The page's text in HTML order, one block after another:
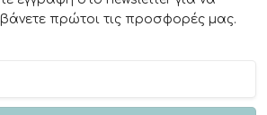
πρώτοι τις προσφορές μας.